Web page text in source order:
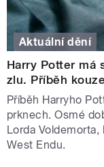
Aktuální dění
Harry Potter má
zlu. Příběh
Příběh Harryho
prknech. Osmé
Lorda
West Endu.